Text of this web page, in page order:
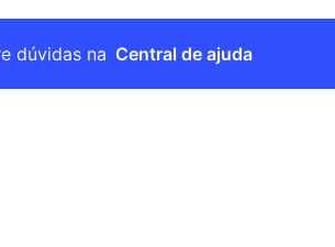
queira calcular as suas notas do
importante é acessar o site do
dúvidas na Central de ajuda